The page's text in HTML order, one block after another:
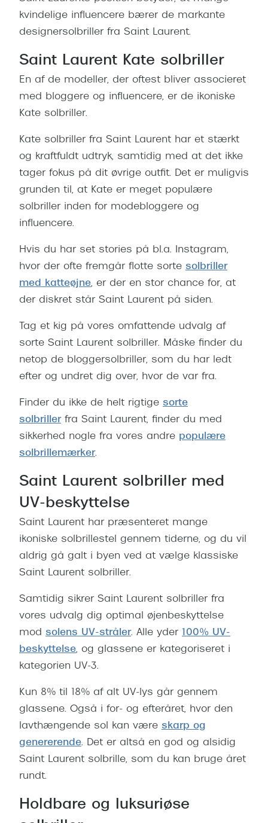
kvindelige influencere bærer de markante
designersolbriller fra Saint Laurent.
Saint Laurent Kate solbriller
En af de modeller, der oftest bliver associeret
med bloggere og influencere, er de ikoniske
Kate solbriller.
Kate solbriller fra Saint Laurent har et stærkt
og kraftfuldt udtryk, samtidig med at det ikke
tager fokus på dit øvrige outfit. Det er muligvis
grunden til, at Kate er meget populære
solbriller inden for modebloggere og
influencere.
Hvis du har set stories på bl.a. Instagram,
hvor der ofte fremgår flotte sorte solbriller
med katteøjne, er der en stor chance for, at
der diskret står Saint Laurent på siden.
Tag et kig på vores omfattende udvalg af
sorte Saint Laurent solbriller. Måske finder du
netop de bloggersolbriller, som du har ledt
efter og undret dig over, hvor de var fra.
Finder du ikke de helt rigtige sorte
solbrillerfra Saint Laurent, finder du med
sikkerhed nogle fra vores andre populære
solbrillemærker.
Saint Laurent solbriller med
UV-beskyttelse
Saint Laurent har præsenteret mange
ikoniske solbrillestel gennem tiderne, og du vil
aldrig gå galt i byen ved at vælge klassiske
Saint Laurent solbriller.
Samtidig sikrer Saint Laurent solbriller fra
vores udvalg dig optimal øjenbeskyttelse
mod solens UV-stråler. Alle yder 100% UV-
beskyttelse, og glassene er kategoriseret i
kategorien UV-3.
Kun 8% til 18% af alt UV-lys går gennem
glassene. Også i for- og efteråret, hvor den
lavthængende sol kan være skarp og
genererende. Det er altså en god og alsidig
Saint Laurent solbrille, som du kan bruge året
rundt.
Holdbare og luksuriøse